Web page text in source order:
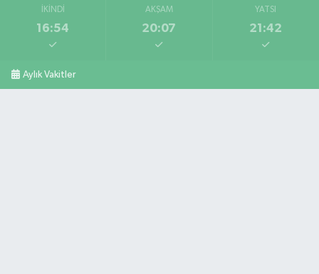
İKINDI
16:54
AKŞAM
20:07
YATSI
21:42
Aylık Vakitler